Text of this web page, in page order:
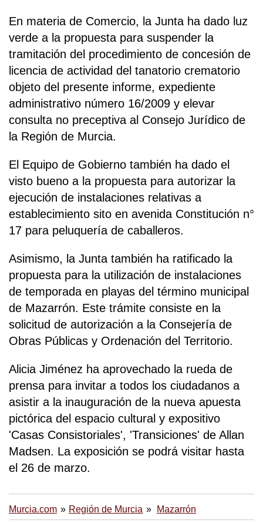
En materia de Comercio, la Junta ha dado luz
verde a la propuesta para suspender la
tramitación del procedimiento de concesión de
licencia de actividad del tanatorio crematorio
objeto del presente informe, expediente
administrativo número 16/2009 y elevar
consulta no preceptiva al Consejo Jurídico de
la Región de Murcia.
El Equipo de Gobierno también ha dado el
visto bueno a la propuesta para autorizar la
ejecución de instalaciones relativas a
establecimiento sito en avenida Constitución n°
17 para peluquería de caballeros.
Asimismo, la Junta también ha ratificado la
propuesta para la utilización de instalaciones
de temporada en playas del término municipal
de Mazarrón. Este trámite consiste en la
solicitud de autorización a la Consejería de
Obras Públicas y Ordenación del Territorio.
Alicia Jiménez ha aprovechado la rueda de
prensa para invitar a todos los ciudadanos a
asistir a la inauguración de la nueva apuesta
pictórica del espacio cultural y expositivo
'Casas Consistoriales', 'Transiciones' de Allan
Madsen. La exposición se podrá visitar hasta
el 26 de marzo.
Murcia.com Región de Murcia Mazarrón